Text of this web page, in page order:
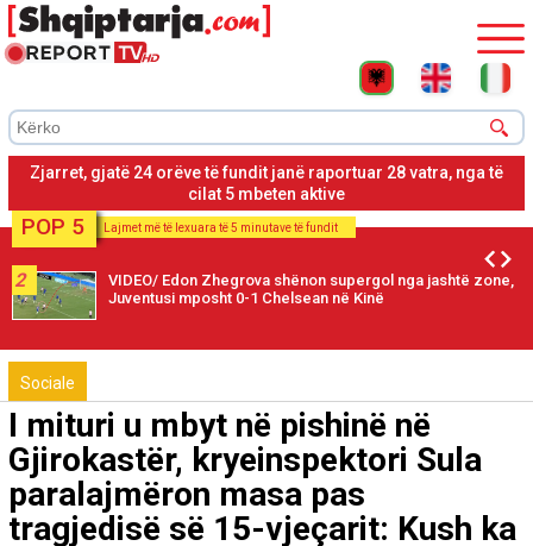
Zjarret, MIA: Po punojnë 631 forca operacionale, 90 ushtarë, 64
zjarrfikëse, 3 helikopterë dhe 1 avion
POP 5 Lajmet më të lexuara të 5 minutave të fundit
2
VIDEO/ Edon Zhegrova shënon supergol nga jashtë zone,
Juventusi mposht 0-1 Chelsean në Kinë
Sociale
I mituri u mbyt në pishinë në
Gjirokastër, kryeinspektori Sula
paralajmëron masa pas
tragjedisë së 15-vjeçarit: Kush ka